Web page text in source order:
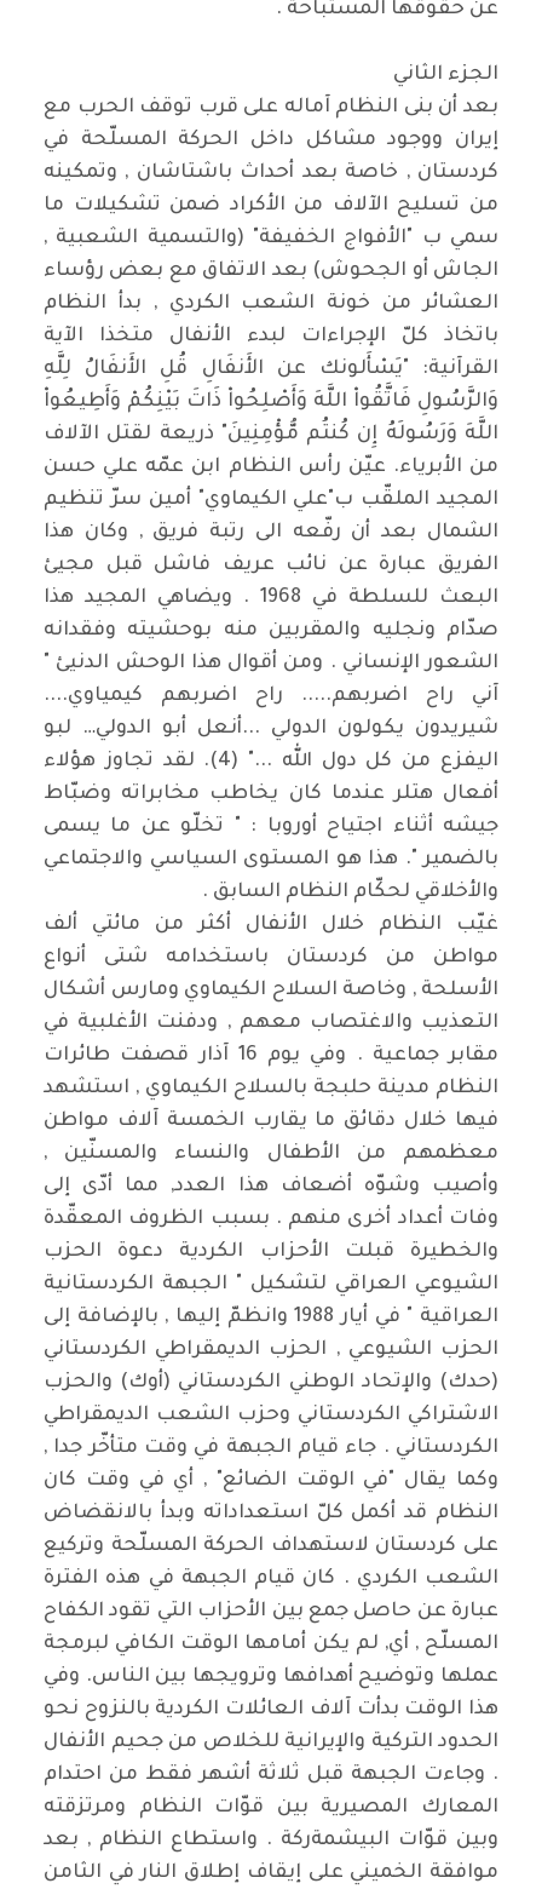
عن حقوقها المستباحة .
الجزء الثاني
بعد أن بنى النظام آماله على قرب توقف الحرب مع
إيران ووجود مشاكل داخل الحركة المسلّحة في
كردستان , خاصة بعد أحداث باشتاشان , وتمكينه
من تسليح الآلاف من الأكراد ضمن تشكيلات ما
سمي ب "الأفواج الخفيفة" (والتسمية الشعبية ,
الجاش أو الجحوش) بعد الاتفاق مع بعض رؤساء
العشائر من خونة الشعب الكردي , بدأ النظام
باتخاذ كلّ الإجراءات لبدء الأنفال متخذا الآية
القرآنية: "يَسْأَلونك عن الأَنفَالِ قُلِ الأَنفَالُ لِلَّهِ
وَالرَّسُولِ فَاتَّقُواْ اللَّهَ وَأَصْلِحُواْ ذَاتَ بَيْنِكُمْ وَأَطِيعُواْ
اللَّهَ وَرَسُولَهُ إِن كُنتُم مُّؤْمِنِينَ" ذريعة لقتل الآلاف
من الأبرياء. عيّن رأس النظام ابن عمّه علي حسن
المجيد الملقّب ب"علي الكيماوي" أمين سرّ تنظيم
الشمال بعد أن رفّعه الى رتبة فريق , وكان هذا
الفريق عبارة عن نائب عريف فاشل قبل مجيئ
البعث للسلطة في 1968 . ويضاهي المجيد هذا
صدّام ونجليه والمقربين منه بوحشيته وفقدانه
الشعور الإنساني . ومن أقوال هذا الوحش الدنيئ "
آني راح اضربهم..... راح اضربهم كيمياوي....
شيريدون يكولون الدولي ...أنعل أبو الدولي… لبو
اليفزع من كل دول الله ..." (4). لقد تجاوز هؤلاء
أفعال هتلر عندما كان يخاطب مخابراته وضبّاط
جيشه أثناء اجتياح أوروبا : " تخلّو عن ما يسمى
بالضمير ". هذا هو المستوى السياسي والاجتماعي
والأخلاقي لحكّام النظام السابق .
غيّب النظام خلال الأنفال أكثر من مائتي ألف
مواطن من كردستان باستخدامه شتى أنواع
الأسلحة , وخاصة السلاح الكيماوي ومارس أشكال
التعذيب والاغتصاب معهم , ودفنت الأغلبية في
مقابر جماعية . وفي يوم 16 آذار قصفت طائرات
النظام مدينة حلبجة بالسلاح الكيماوي , استشهد
فيها خلال دقائق ما يقارب الخمسة آلاف مواطن
معظمهم من الأطفال والنساء والمسنّين ,
وأصيب وشوّه أضعاف هذا العدد, مما أدّى إلى
وفات أعداد أخرى منهم . بسبب الظروف المعقّدة
والخطيرة قبلت الأحزاب الكردية دعوة الحزب
الشيوعي العراقي لتشكيل " الجبهة الكردستانية
العراقية " في أيار 1988 وانظمّ إليها , بالإضافة إلى
الحزب الشيوعي , الحزب الديمقراطي الكردستاني
(حدك) والإتحاد الوطني الكردستاني (أوك) والحزب
الاشتراكي الكردستاني وحزب الشعب الديمقراطي
الكردستاني . جاء قيام الجبهة في وقت متأخّر جدا ,
وكما يقال "في الوقت الضائع" , أي في وقت كان
النظام قد أكمل كلّ استعداداته وبدأ بالانقضاض
على كردستان لاستهداف الحركة المسلّحة وتركيع
الشعب الكردي . كان قيام الجبهة في هذه الفترة
عبارة عن حاصل جمع بين الأحزاب التي تقود الكفاح
المسلّح , أي, لم يكن أمامها الوقت الكافي لبرمجة
عملها وتوضيح أهدافها وترويجها بين الناس. وفي
هذا الوقت بدأت آلاف العائلات الكردية بالنزوح نحو
الحدود التركية والإيرانية للخلاص من جحيم الأنفال
. وجاءت الجبهة قبل ثلاثة أشهر فقط من احتدام
المعارك المصيرية بين قوّات النظام ومرتزقته
وبين قوّات البيشمةركة . واستطاع النظام , بعد
موافقة الخميني على إيقاف إطلاق النار في الثامن